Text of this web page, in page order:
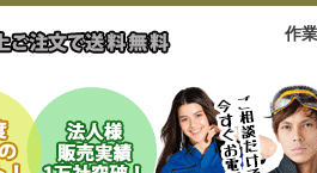
作